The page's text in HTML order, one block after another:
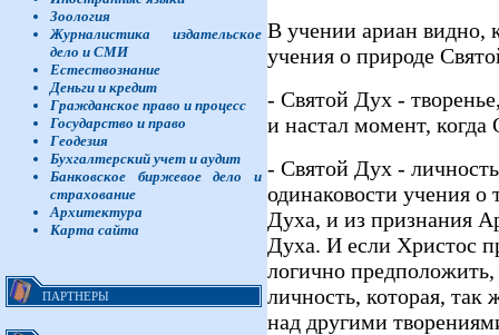
Зоология
Журналистика издательское
дело и СМИ
Естествознание
Деньги и кредит
Гражданское право и процесс
Государство и право
Геодезия
Бухгалтерский учет и аудит
Банковское биржевое дело и
страхование
Архитектура
Карта сайта
ПАРТНЕРЫ
В учении ариан видно,
учения о природе
- Святой Дух -
и настал момент,
- Святой Дух -
одинаковости учения о
Духа, и из признания
Духа. И если Христос
логично
личность, которая, так
над другими